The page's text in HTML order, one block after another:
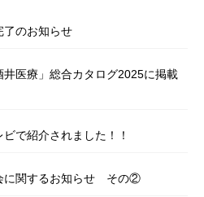
了のお知らせ
井医療」総合カタログ2025に掲載
で紹介されました！！
に関するお知らせ その②